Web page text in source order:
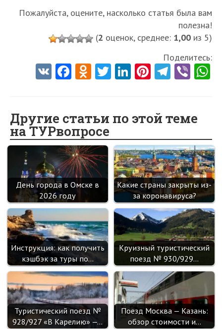
Пожалуйста, оцените, насколько статья была вам
полезна!
(2 оценок, среднее: 1,00 из 5)
Поделитесь:
V Fa
o
o
k
O
o
kl
as
sn
ik
i
T
er
Li
dI
n
Pi
es
t
Te
a
m
Vi
Другие статьи по этой теме
на ТУРвопросе
День города в Омске в
2026 году
Какие страны закрыты из-
за коронавируса?
Инструкция: как получить
кэшбэк за туры по…
Круизный туристический
поезд № 930/929…
Туристический поезд №
928/927 «В Карелию» —…
Поезд Москва — Казань:
обзор стоимости и…